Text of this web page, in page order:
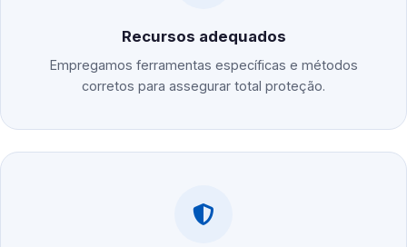
Recursos adequados
Empregamos ferramentas específicas e métodos
corretos para assegurar total proteção.